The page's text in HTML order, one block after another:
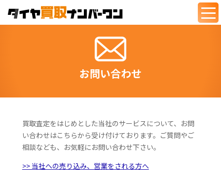
お問い合わせ
買取査定をはじめとした当社のサービスについて、お問
い合わせはこちらから受け付けております。ご質問やご
相談なども、お気軽にお問い合わせ下さい。
>> 当社への売り込み、営業をされる方へ